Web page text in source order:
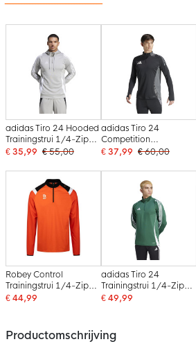
adidas Tiro 24 Hooded
Trainingstrui 1/4-Zip
Lichtgrijs Wit
€ 35,99 € 55,00
adidas Tiro 24
Competition
Trainingstrui 1/4-Zip
€ 37,99 € 60,00
Robey Control
Trainingstrui 1/4-Zip
Oranje
€ 44,99
adidas Tiro 24
Trainingstrui 1/4-Zip
Donkergroen Wit
€ 49,99
Productomschrijving